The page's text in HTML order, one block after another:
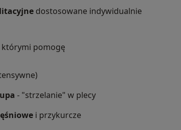
dostosowane indywidualnie
pomogę
- "strzelanie" w plecy
i przykurcze